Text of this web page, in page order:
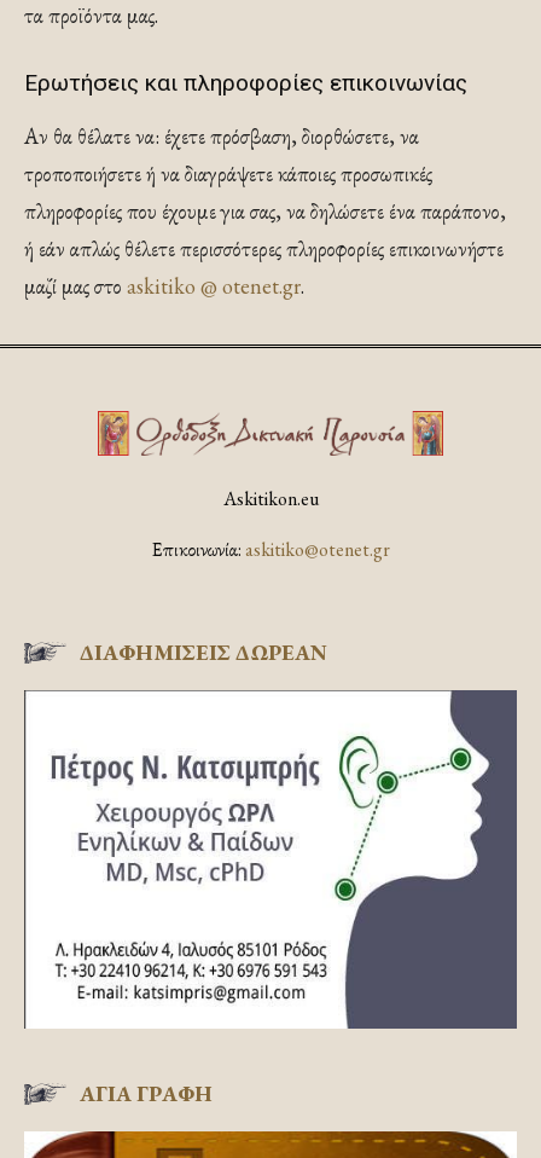
τα προϊόντα μας.
Ερωτήσεις και πληροφορίες επικοινωνίας
Αν θα θέλατε να: έχετε πρόσβαση, διορθώσετε, να
τροποποιήσετε ή να διαγράψετε κάποιες προσωπικές
πληροφορίες που έχουμε για σας, να δηλώσετε ένα παράπονο,
ή εάν απλώς θέλετε περισσότερες πληροφορίες επικοινωνήστε
μαζί μας στο askitiko @ otenet.gr.
Askitikon.eu
Επικοινωνία:askitiko@otenet.gr
ΔΙΑΦΗΜΊΣΕΙΣ ΔΩΡΕΆΝ
ΑΓΊΑ ΓΡΑΦΉ